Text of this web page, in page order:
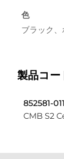
色
ブラック、
製品コー
852581-
CMB S2